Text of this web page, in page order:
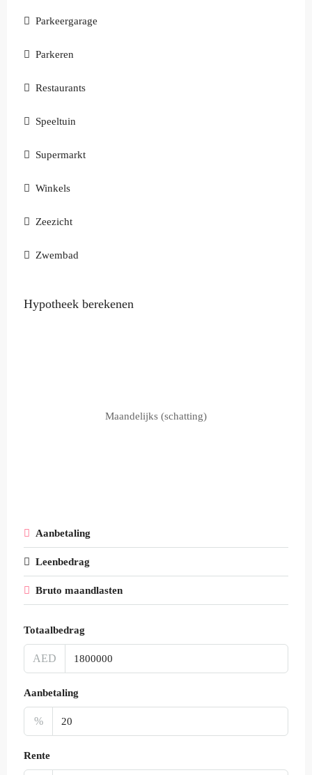
Parkeergarage
Parkeren
Restaurants
Speeltuin
Supermarkt
Winkels
Zeezicht
Zwembad
Hypotheek berekenen
Maandelijks (schatting)
Aanbetaling
Leenbedrag
Bruto maandlasten
Totaalbedrag
AED
Aanbetaling
%
Rente